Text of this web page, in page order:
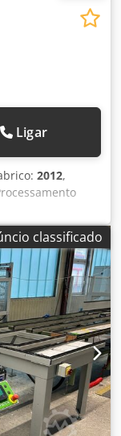
Ligar
2012,
de apoio
classificado